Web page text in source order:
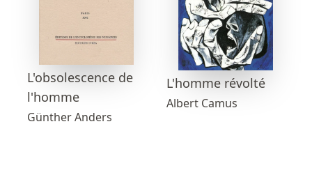
L'obsolescence de
l'homme
Günther Anders
L'homme révolté
Albert Camus